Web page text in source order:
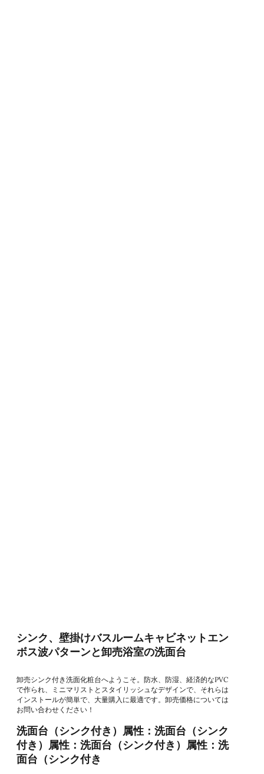
シンク、壁掛けバスルームキャビネットエン
ボス波パターンと卸売浴室の洗面台
卸売シンク付き洗面化粧台へようこそ。防水、防湿、経済的なPVC
で作られ、ミニマリストとスタイリッシュなデザインで、それらは
インストールが簡単で、大量購入に最適です。卸売価格については
お問い合わせください！
洗面台（シンク付き）属性：洗面台（シンク
付き）属性：洗面台（シンク付き）属性：洗
面台（シンク付き